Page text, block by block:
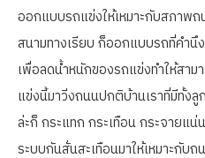
ออกแบบรถแข่งให้เหมาะกับสภาพ
สนามทางเรียบ ก็ออกแบบรถที่คำนึ
เพื่อลดน้ำหนักของรถแข่งทำให้สาม
แข่งนี้มาวิ่งถนนปกติบ้านเราที่มีทั้งลู
ล่ะก็ กระแทก กระเทือน กระจายแ
ระบบกันสั่นสะเทือนมาให้เหมาะกับ